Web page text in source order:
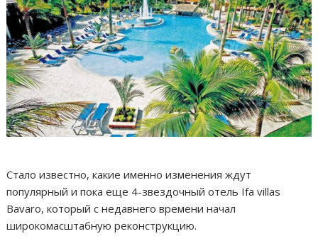
Стало известно, какие именно изменения ждут
популярный и пока еще 4-звездочный отель Ifa villas
Bavaro, который с недавнего времени начал
широкомасштабную реконструкцию.